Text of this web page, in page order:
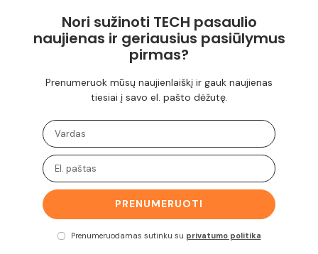
Nori sužinoti TECH pasaulio
naujienas ir geriausius pasiūlymus
pirmas?
Prenumeruok mūsų naujienlaiškį ir gauk naujienas
tiesiai į savo el. pašto dėžutę.
PRENUMERUOTI
Prenumeruodamas sutinku su privatumo politika